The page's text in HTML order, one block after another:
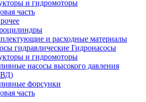
и гидромоторы
часть
и расходные материалы
гидравлические Гидронасосы
и гидромоторы
насосы высокого давления
форсунки
часть